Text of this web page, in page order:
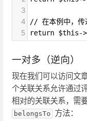
3
4
// 在本例中，传
5 return $this-
一对多（逆向）
现在我们可以访问文
个关联关系允许通过
相对的关联关系，需
belongsTo 方法：